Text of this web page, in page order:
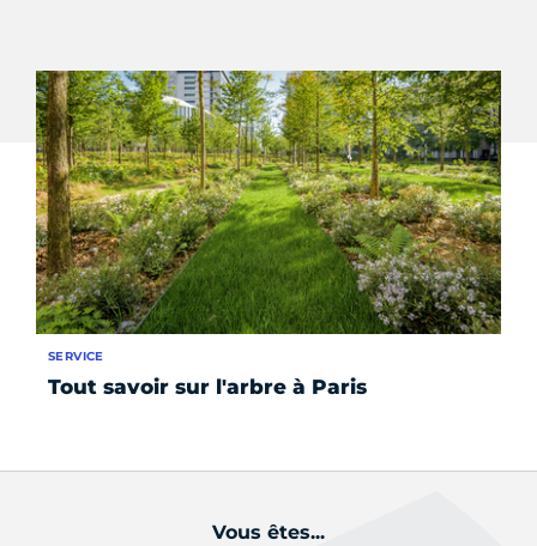
Tout savoir sur l'arbre à Paris
SERVICE
Vous êtes...